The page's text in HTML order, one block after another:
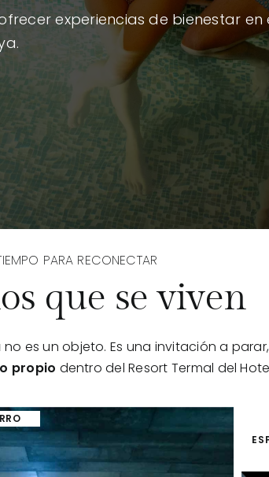
experiencias de bienestar en
PARA RECONECTAR
que se viven
no es un objeto. Es una invitación a
propio dentro del Resort Termal del